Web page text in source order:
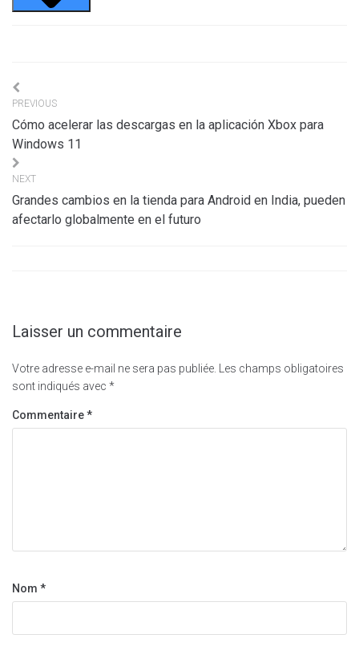
Navigation
de
l’article
PREVIOUS
Cómo acelerar las descargas en la aplicación Xbox para
Windows 11
NEXT
Grandes cambios en la tienda para Android en India, pueden
afectarlo globalmente en el futuro
Laisser un commentaire
Votre adresse e-mail ne sera pas publiée. Les champs obligatoires
sont indiqués avec *
Commentaire*
Nom *